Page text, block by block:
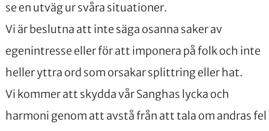
se en utväg ur svåra situationer.
Vi är beslutna att inte säga osanna saker av
egenintresse eller för att imponera på folk och inte
heller yttra ord som orsakar splittring eller hat.
Vi kommer att skydda vår Sanghas lycka och
harmoni genom att avstå från att tala om andras fel